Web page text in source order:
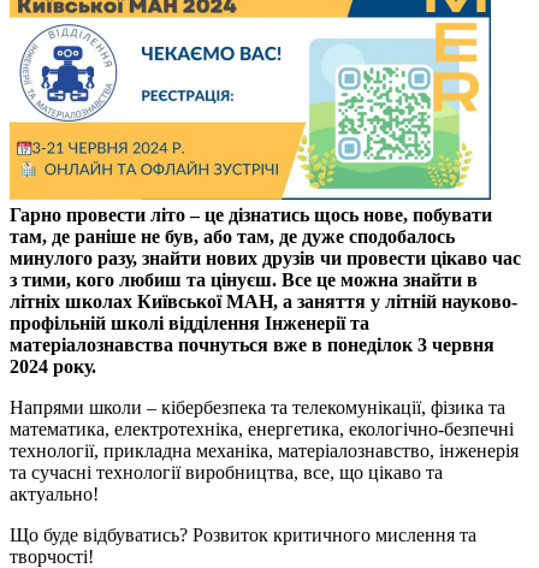
Гарно провести літо – це дізнатись щось нове, побувати
там, де раніше не був, або там, де дуже сподобалось
минулого разу, знайти нових друзів чи провести цікаво час
з тими, кого любиш та цінуєш. Все це можна знайти в
літніх школах Київської МАН, а заняття у літній науково-
профільній школі відділення Інженерії та
матеріалознавства почнуться вже в понеділок 3 червня
2024 року.
Напрями школи ‒ кібербезпека та телекомунікації, фізика та
математика, електротехніка, енергетика, екологічно-безпечні
технології, прикладна механіка, матеріалознавство, інженерія
та сучасні технології виробництва, все, що цікаво та
актуально!
Що буде відбуватись? Розвиток критичного мислення та
творчості!